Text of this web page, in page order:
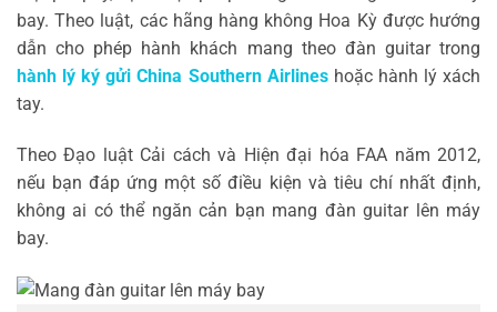
bay. Theo luật, các hãng hàng không Hoa Kỳ được hướng
dẫn cho phép hành khách mang theo đàn guitar trong
hành lý ký gửi China Southern Airlineshoặc hành lý xách
tay.
Theo Đạo luật Cải cách và Hiện đại hóa FAA năm 2012,
nếu bạn đáp ứng một số điều kiện và tiêu chí nhất định,
không ai có thể ngăn cản bạn mang đàn guitar lên máy
bay.